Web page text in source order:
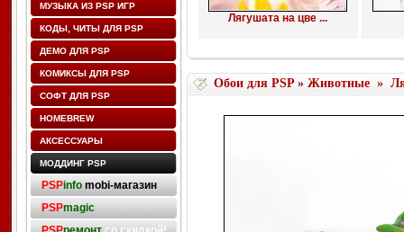
МУЗЫКА ИЗ PSP ИГР
КОДЫ, ЧИТЫ ДЛЯ PSP
ДЕМО ДЛЯ PSP
КОМИКСЫ ДЛЯ PSP
СОФТ ДЛЯ PSP
HOMEBREW
АКСЕССУАРЫ
МОДДИНГ PSP
PSPinfo mobi-магазин
PSPmagic
Лягушата на цве ...
Обои для PSP» Животные»